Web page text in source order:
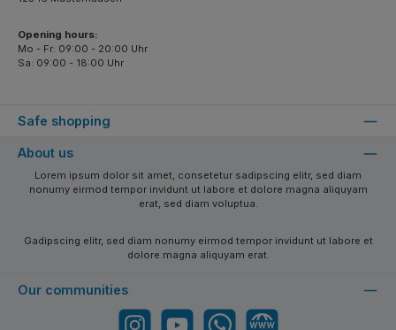
Safe shopping
Opening hours:
Mo - Fr: 09:00 - 20:00 Uhr
Sa: 09:00 - 18:00 Uhr
About us
Lorem ipsum dolor sit amet, consetetur sadipscing elitr, sed diam
nonumy eirmod tempor invidunt ut labore et dolore magna aliquyam
erat, sed diam voluptua.
Gadipscing elitr, sed diam nonumy eirmod tempor invidunt ut labore et
dolore magna aliquyam erat.
Our communities